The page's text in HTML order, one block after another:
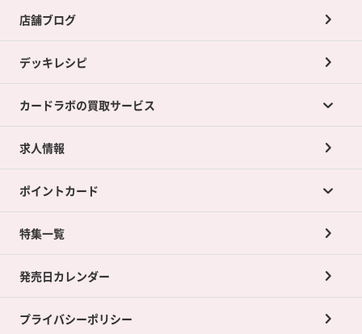
店舗ブログ
デッキレシピ
カードラボの買取サービス
カードラボの買取サービスTOP
店舗買取について
ネット買取について
買取承諾書について
求人情報
ポイントカード
ポイントカードTOP
ポイント交換景品
特集一覧
発売日カレンダー
プライバシーポリシー